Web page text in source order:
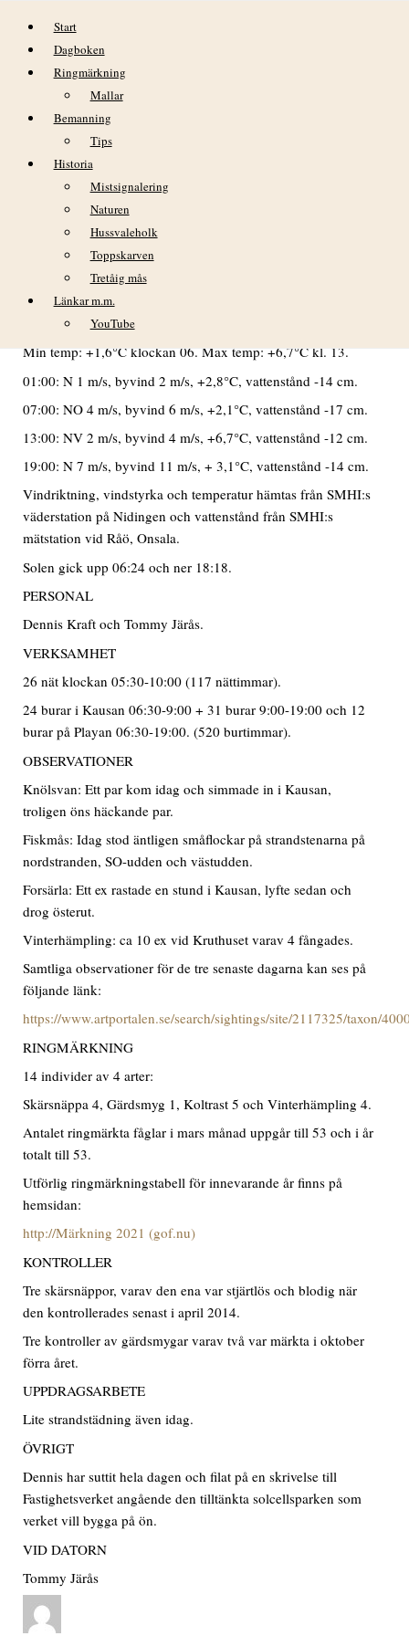
Hoppa till innehåll
Start
Dagboken
Ringmärkning
Mallar
Bemanning
Tips
Historia
Mistsignalering
Naturen
Hussvaleholk
Toppskarven
Tretåig mås
Länkar m.m.
YouTube
DAGBOK NIDINGENS FÅGELSTATION
– ONSDAG 17 MARS 2021
VÄDER
En fin men kall vårdag även idag. Under morgontimmarna
fanns några märkliga moln, troligen dimmoln i olika
riktningar kring ön. Ökande nordlig vind på eftermiddagen .
Min temp: +1,6°C klockan 06. Max temp: +6,7°C kl. 13.
01:00: N 1 m/s, byvind 2 m/s, +2,8°C, vattenstånd -14 cm.
07:00: NO 4 m/s, byvind 6 m/s, +2,1°C, vattenstånd -17 cm.
13:00: NV 2 m/s, byvind 4 m/s, +6,7°C, vattenstånd -12 cm.
19:00: N 7 m/s, byvind 11 m/s, + 3,1°C, vattenstånd -14 cm.
Vindriktning, vindstyrka och temperatur hämtas från SMHI:s
väderstation på Nidingen och vattenstånd från SMHI:s
mätstation vid Råö, Onsala.
Solen gick upp 06:24 och ner 18:18.
PERSONAL
Dennis Kraft och Tommy Järås.
VERKSAMHET
26 nät klockan 05:30-10:00 (117 nättimmar).
24 burar i Kausan 06:30-9:00 + 31 burar 9:00-19:00 och 12
burar på Playan 06:30-19:00. (520 burtimmar).
OBSERVATIONER
Knölsvan: Ett par kom idag och simmade in i Kausan,
troligen öns häckande par.
Fiskmås: Idag stod äntligen småflockar på strandstenarna på
nordstranden, SO-udden och västudden.
Forsärla: Ett ex rastade en stund i Kausan, lyfte sedan och
drog österut.
Vinterhämpling: ca 10 ex vid Kruthuset varav 4 fångades.
Samtliga observationer för de tre senaste dagarna kan ses på
följande länk:
https://www.artportalen.se/search/sightings/site/2117325/taxon/
RINGMÄRKNING
14 individer av 4 arter:
Skärsnäppa 4, Gärdsmyg 1, Koltrast 5 och Vinterhämpling 4.
Antalet ringmärkta fåglar i mars månad uppgår till 53 och i år
totalt till 53.
Utförlig ringmärkningstabell för innevarande år finns på
hemsidan:
http://Märkning 2021 (gof.nu)
KONTROLLER
Tre skärsnäppor, varav den ena var stjärtlös och blodig när
den kontrollerades senast i april 2014.
Tre kontroller av gärdsmygar varav två var märkta i oktober
förra året.
UPPDRAGSARBETE
Lite strandstädning även idag.
ÖVRIGT
Dennis har suttit hela dagen och filat på en skrivelse till
Fastighetsverket angående den tilltänkta solcellsparken som
verket vill bygga på ön.
VID DATORN
Tommy Järås